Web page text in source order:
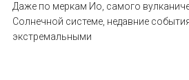
Даже по меркам Ио, самого
Солнечной системе, недавние
экстремальными